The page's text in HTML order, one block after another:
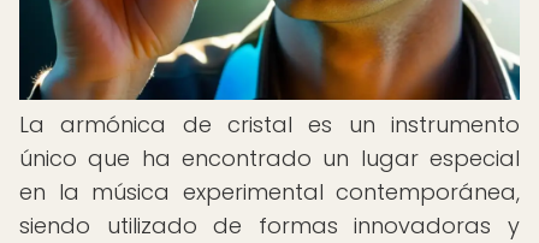
La armónica de cristal es un instrumento
único que ha encontrado un lugar especial
en la música experimental contemporánea,
siendo utilizado de formas innovadoras y